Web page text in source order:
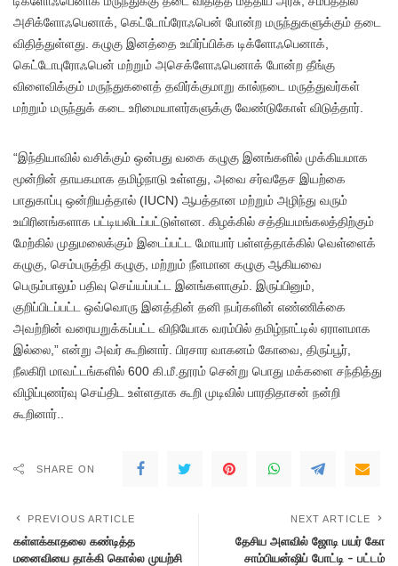
அசிக்ளோஃபெனாக், கெட்டோப்ரோஃபென் போன்ற மருந்துகளுக்கும் தடை
விதித்துள்ளது. கழுகு இனத்தை உயிர்ப்பிக்க டிக்ளோஃபெனாக்,
கெட்டோபுரோஃபென் மற்றும் அசெக்ளோஃபெனாக் போன்ற தீங்கு
விளைவிக்கும் மருந்துகளைத் தவிர்க்குமாறு கால்நடை மருத்துவர்கள்
மற்றும் மருந்துக் கடை உரிமையாளர்களுக்கு வேண்டுகோள் விடுத்தார்.
“இந்தியாவில் வசிக்கும் ஒன்பது வகை கழுகு இனங்களில் முக்கியமாக
மூன்றின் தாயகமாக தமிழ்நாடு உள்ளது, அவை சர்வதேச இயற்கை
பாதுகாப்பு ஒன்றியத்தால் (IUCN) ஆபத்தான மற்றும் அழிந்து வரும்
உயிரினங்களாக பட்டியலிடப்பட்டுள்ளன. கிழக்கில் சத்தியமங்கலத்திற்கும்
மேற்கில் முதுமலைக்கும் இடைப்பட்ட மோயார் பள்ளத்தாக்கில் வெள்ளைக்
கழுகு, செம்பருத்தி கழுகு, மற்றும் நீளமான கழுகு ஆகியவை
பெரும்பாலும் பதிவு செய்யப்பட்ட இனங்களாகும். இருப்பினும்,
குறிப்பிடப்பட்ட ஒவ்வொரு இனத்தின் தனி நபர்களின் எண்ணிக்கை
அவற்றின் வரையறுக்கப்பட்ட விநியோக வரம்பில் தமிழ்நாட்டில் ஏராளமாக
இல்லை,” என்று அவர் கூறினார். பிரசார வாகனம் கோவை, திருப்பூர்,
நீலகிரி மாவட்டங்களில் 600 கி.மீ.தூரம் சென்று பொது மக்களை சந்தித்து
விழிப்புணர்வு செய்திட உள்ளதாக கூறி முடிவில் பாரதிதாசன் நன்றி
கூறினார்..
SHARE ON
PREVIOUS ARTICLE
கள்ளக்காதலை கண்டித்த
மனைவியை தாக்கி கொல்ல முயற்சி
NEXT ARTICLE
தேசிய அளவில் ஜோடி பயர் கோ
சாம்பியன்ஷிப் போட்டி – பட்டம்